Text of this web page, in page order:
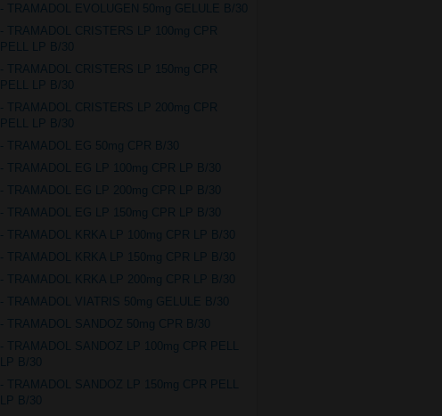
- TRAMADOL EVOLUGEN 50mg GELULE B/30
- TRAMADOL CRISTERS LP 100mg CPR
PELL LP B/30
- TRAMADOL CRISTERS LP 150mg CPR
PELL LP B/30
- TRAMADOL CRISTERS LP 200mg CPR
PELL LP B/30
- TRAMADOL EG 50mg CPR B/30
- TRAMADOL EG LP 100mg CPR LP B/30
- TRAMADOL EG LP 200mg CPR LP B/30
- TRAMADOL EG LP 150mg CPR LP B/30
- TRAMADOL KRKA LP 100mg CPR LP B/30
- TRAMADOL KRKA LP 150mg CPR LP B/30
- TRAMADOL KRKA LP 200mg CPR LP B/30
- TRAMADOL VIATRIS 50mg GELULE B/30
- TRAMADOL SANDOZ 50mg CPR B/30
- TRAMADOL SANDOZ LP 100mg CPR PELL
LP B/30
- TRAMADOL SANDOZ LP 150mg CPR PELL
LP B/30